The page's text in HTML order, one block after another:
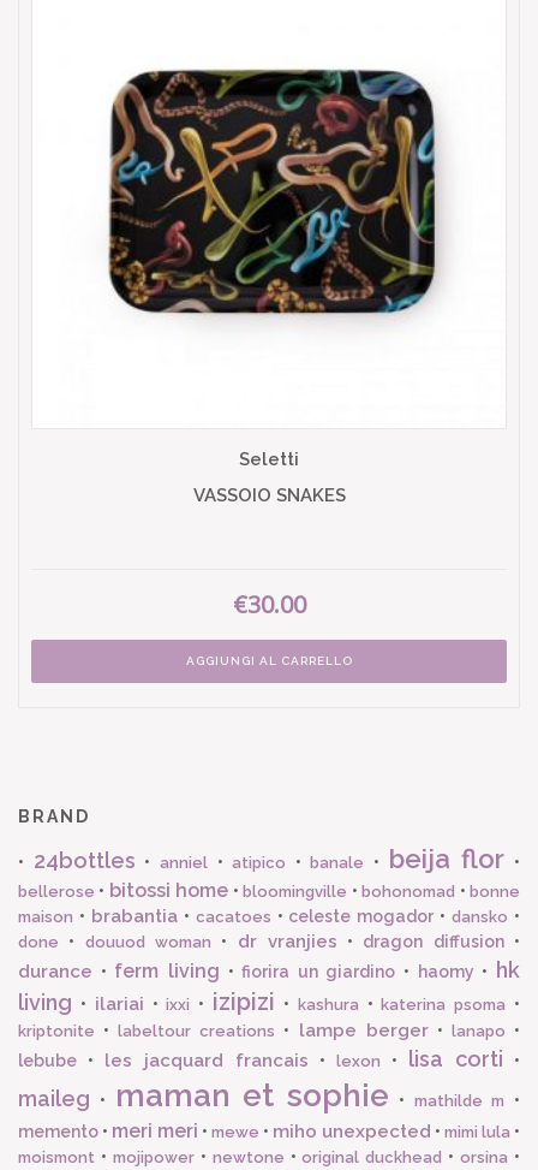
Seletti
VASSOIO SNAKES
€30.00
AGGIUNGI AL CARRELLO
BRAND
• 24bottles • anniel•atipico •banale • beija flor •
bellerose • bitossi home •bloomingville •bohonomad •bonne
maison • brabantia• cacatoes • celeste mogador •dansko •
done • douuod woman • dr vranjies • dragon diffusion•
durance • ferm living •fiorira un giardino • haomy •
hk
living • ilariai •ixxi • izipizi • kashura •katerina psoma •
kriptonite •labeltour creations • lampe berger• lanapo •
lebube • les jacquard francais • lexon • lisa corti •
maileg • maman et sophie • mathilde m
•
memento • meri meri • mewe • miho unexpected • mimi lula •
moismont • mojipower• newtone •original duckhead •orsina •